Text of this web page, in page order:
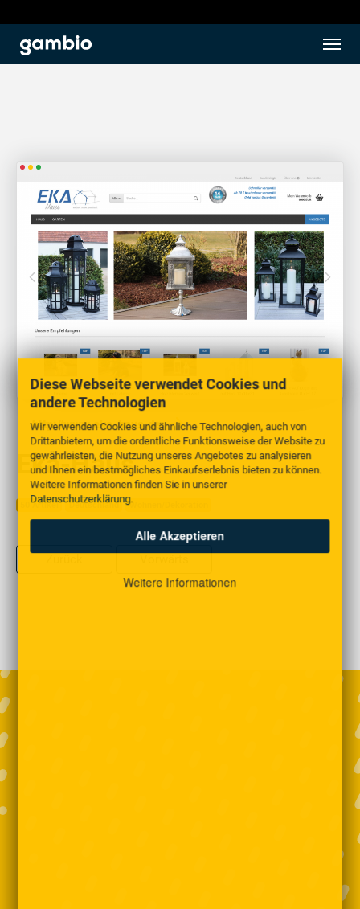
Diese Webseite verwendet Cookies und
andere Technologien
Wir verwenden Cookies und ähnliche Technologien, auch von
Drittanbietern, um die ordentliche Funktionsweise der Website zu
gewährleisten, die Nutzung unseres Angebotes zu analysieren
und Ihnen ein bestmögliches Einkaufserlebnis bieten zu können.
Weitere Informationen finden Sie in unserer
Datenschutzerklärung.
Alle Akzeptieren
Weitere Informationen
http://www.eka-haus.de
Eka-Haus
50 Artikel Deutschland Wohnen/Dekoration